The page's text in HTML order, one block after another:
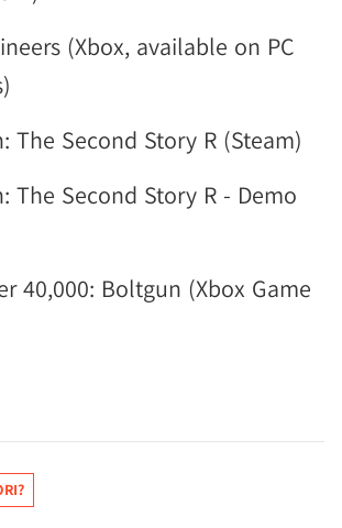
(Xbox, available on PC
The Second Story R (Steam)
The Second Story R - Demo
40,000: Boltgun (Xbox Game